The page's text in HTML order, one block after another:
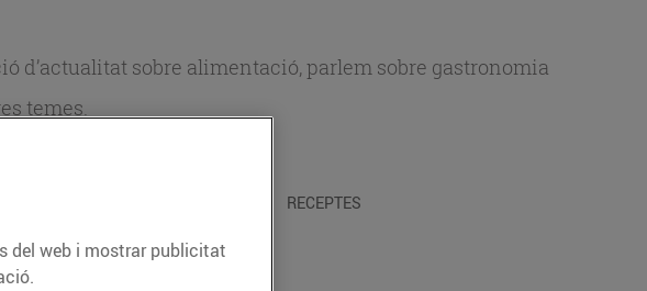
d’actualitat sobre alimentació, parlem sobre gastronomia
temes.
RECEPTES
del web i mostrar publicitat